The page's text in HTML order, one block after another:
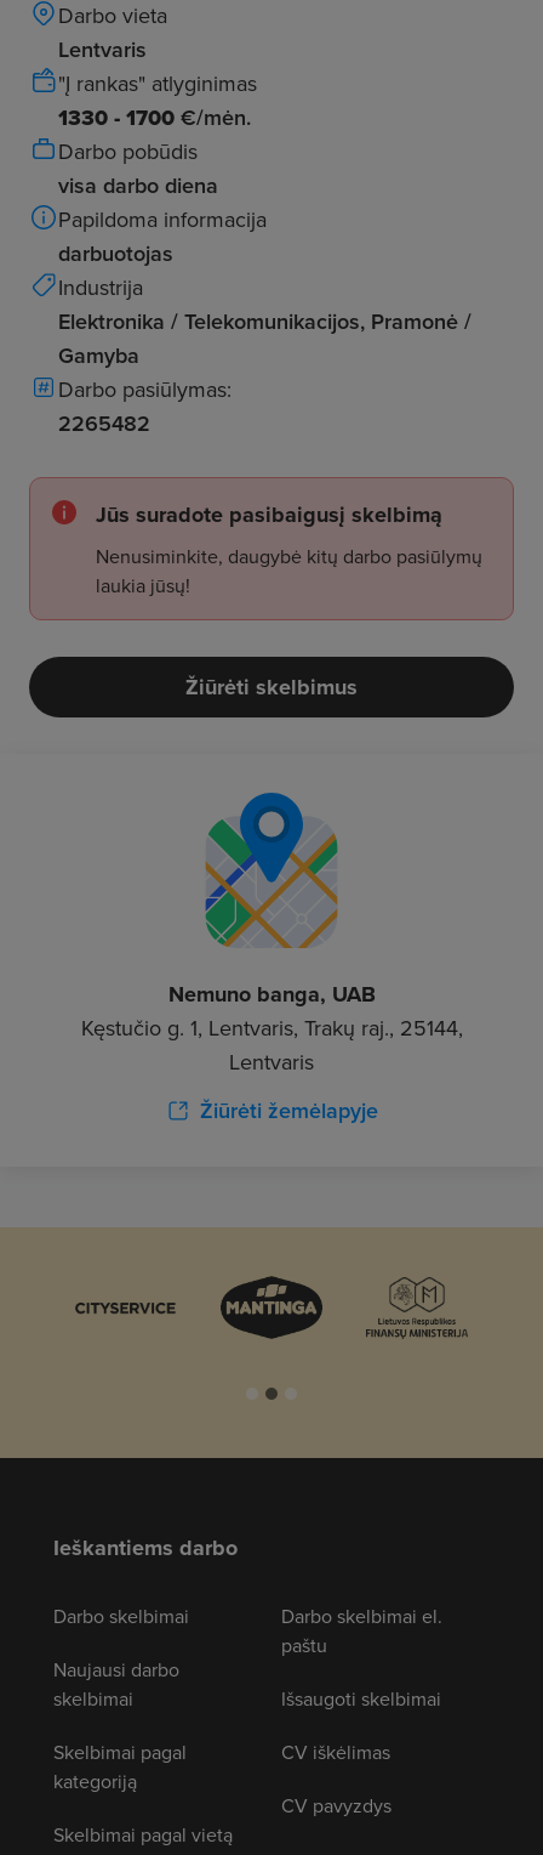
Darbo vieta
Lentvaris
"Į rankas" atlyginimas
1330 - 1700 €/mėn.
Darbo pobūdis
visa darbo diena
Papildoma informacija
darbuotojas
Industrija
Elektronika / Telekomunikacijos, Pramonė /
Gamyba
Darbo pasiūlymas:
2265482
Jūs suradote pasibaigusį skelbimą
Nenusiminkite, daugybė kitų darbo pasiūlymų
laukia jūsų!
Žiūrėti skelbimus
Nemuno banga, UAB
Kęstučio g. 1, Lentvaris, Trakų raj., 25144,
Lentvaris
Žiūrėti žemėlapyje
Ieškantiems darbo
Darbo skelbimai
Naujausi darbo
skelbimai
Skelbimai pagal
kategoriją
Skelbimai pagal vietą
Darbo skelbimai el.
paštu
Išsaugoti skelbimai
CV iškėlimas
CV pavyzdys